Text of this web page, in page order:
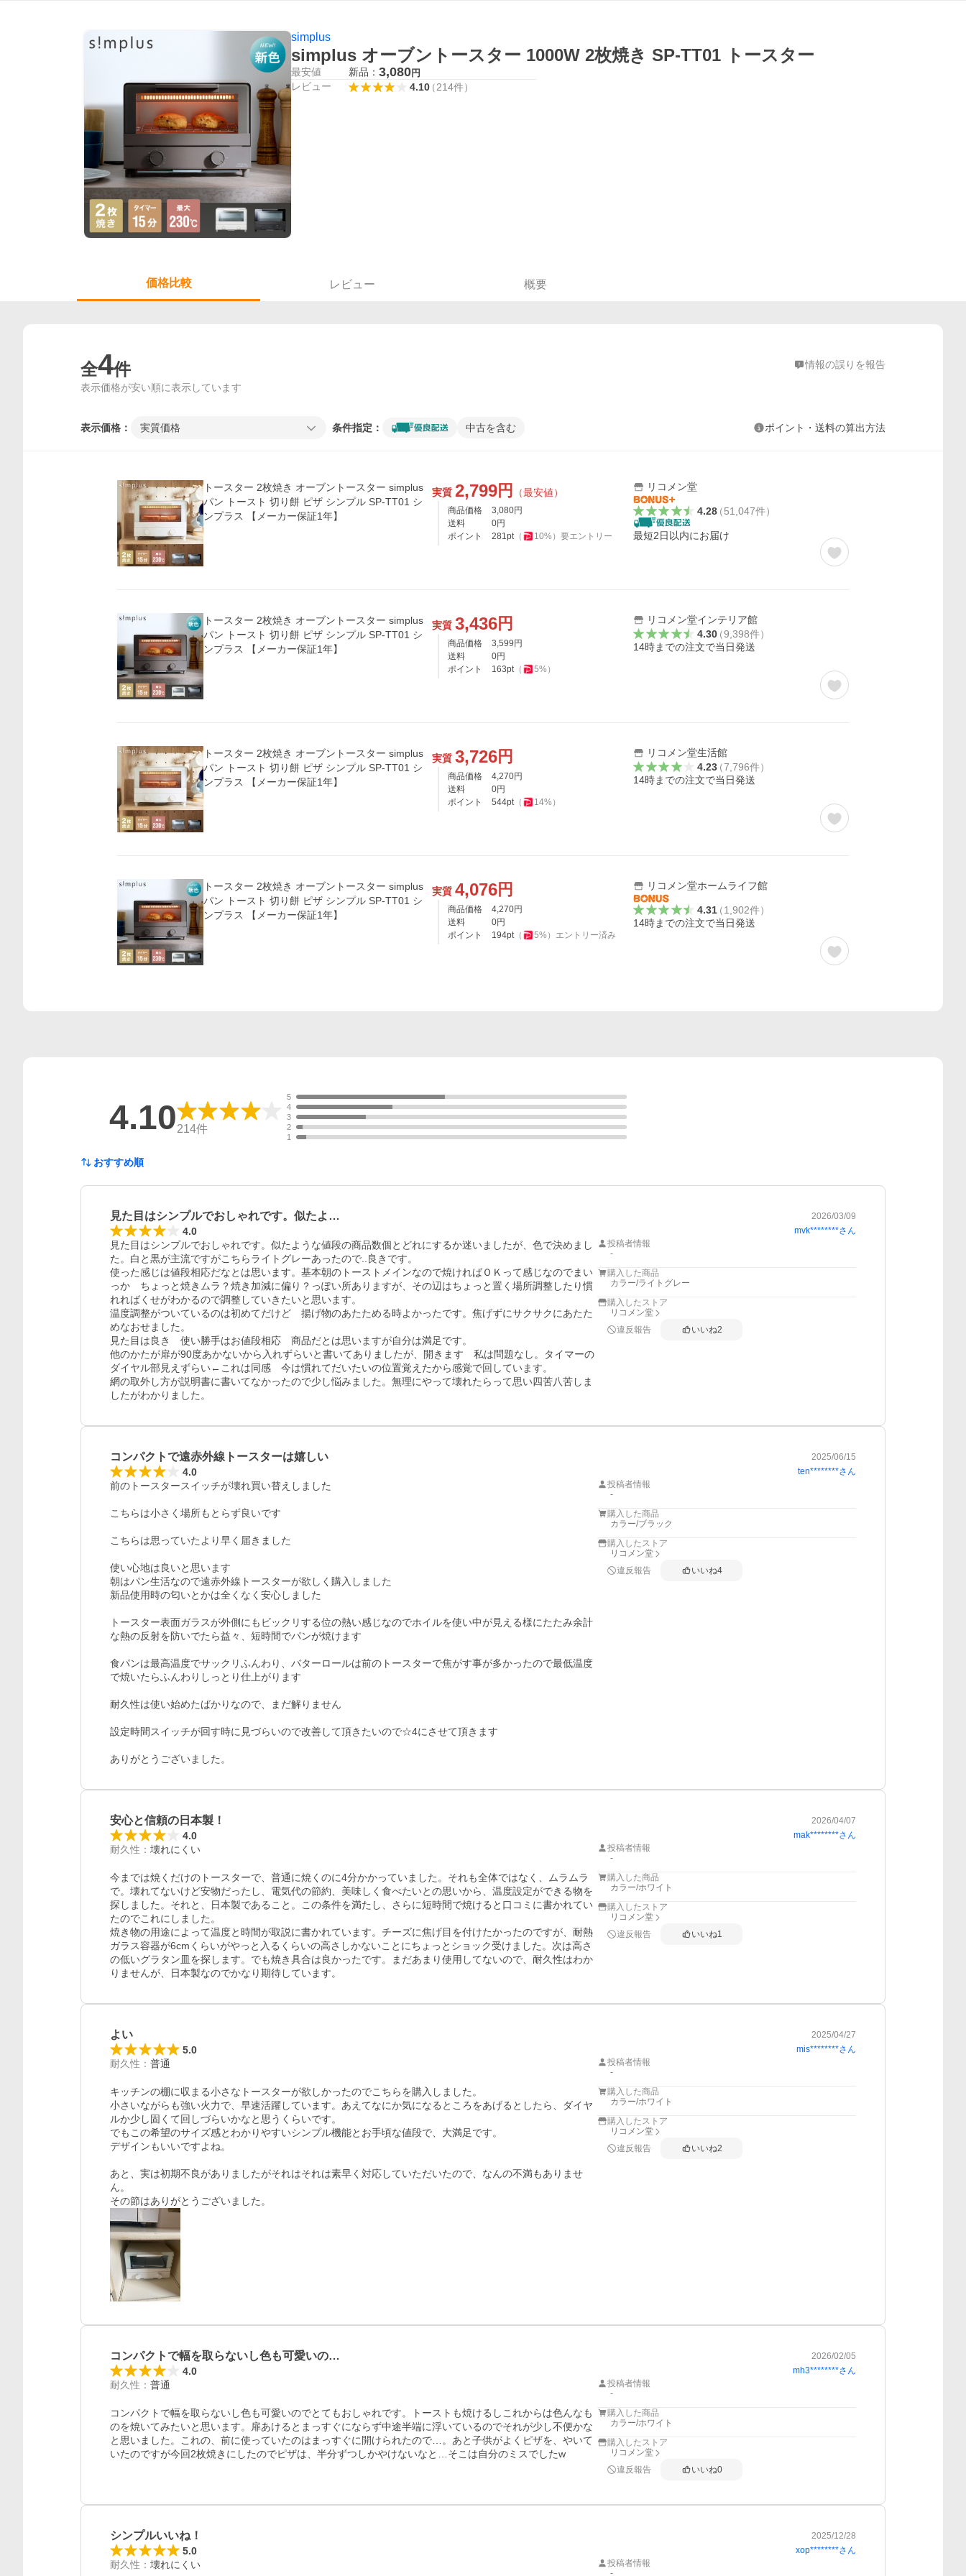
simplus
simplus オーブントースター 1000W 2枚焼き SP-TT01 トースター
最安値 新品： 3,080円
レビュー 4.10（214件）
価格比較 レビュー 概要
全4件 情報の誤りを報告
表示価格が安い順に表示しています
表示価格： 実質価格 条件指定： 中古を含む ポイント・送料の算出方法
トースター 2枚焼き オーブントースター simplus
パン トースト 切り餅 ピザ シンプル SP-TT01 シ
ンプラス 【メーカー保証1年】
実質 2,799円 （最安値）
商品価格 3,080円
送料
0円
ポイント
281pt（ 10%） 要エントリー
リコメン堂
4.28（51,047件）
最短2日以内にお届け
トースター 2枚焼き オーブントースター simplus
パン トースト 切り餅 ピザ シンプル SP-TT01 シ
ンプラス 【メーカー保証1年】
実質 3,436円
商品価格 3,599 円
送料
0円
ポイント
163pt（ 5%）
リコメン堂インテリア館
4.30（9,398件）
14時までの注文で当日発送
トースター 2枚焼き オーブントースター simplus
パン トースト 切り餅 ピザ シンプル SP-TT01 シ
ンプラス 【メーカー保証1年】
実質 3,726円
商品価格 4,270円
送料
0円
ポイント
544pt（ 14%）
リコメン堂生活館
4.23（7,796件）
14時までの注文で当日発送
トースター 2枚焼き オーブントースター simplus
パン トースト 切り餅 ピザ シンプル SP-TT01 シ
ンプラス 【メーカー保証1年】
実質 4,076円
商品価格 4,270円
送料
0円
ポイント
194pt（ 5%） エントリー済み
リコメン堂ホームライフ館
4.31（1,902件）
14時までの注文で当日発送
4.10214件
5
4
3
2
1
おすすめ順
見た目はシンプルでおしゃれです。似たよ… 2026/03/09
4.0 mvk********さん
見た目はシンプルでおしゃれです。似たような値段の商品数個とどれにするか迷いましたが、色で決めまし
た。白と黒が主流ですがこちらライトグレーあったので..良きです。
使った感じは値段相応だなとは思います。基本朝のトーストメインなので焼ければＯＫって感じなのでまい
っか　ちょっと焼きムラ？焼き加減に偏り？っぽい所ありますが、その辺はちょっと置く場所調整したり慣
れればくせがわかるので調整していきたいと思います。
温度調整がついているのは初めてだけど　揚げ物のあたためる時よかったです。焦げずにサクサクにあたた
めなおせました。
見た目は良き　使い勝手はお値段相応　商品だとは思いますが自分は満足です。
他のかたが扉が90度あかないから入れずらいと書いてありましたが、開きます　私は問題なし。タイマーの
ダイヤル部見えずらい←これは同感　今は慣れてだいたいの位置覚えたから感覚で回しています。
網の取外し方が説明書に書いてなかったので少し悩みました。無理にやって壊れたらって思い四苦八苦しま
したがわかりました。
投稿者情報
-
購入した商品
カラー/ライトグレー
購入したストア
リコメン堂
違反報告
いいね2
コンパクトで遠赤外線トースターは嬉しい 2025/06/15
4.0 ten********さん
前のトースタースイッチが壊れ買い替えしました
こちらは小さく場所もとらず良いです
こちらは思っていたより早く届きました
使い心地は良いと思います
朝はパン生活なので遠赤外線トースターが欲しく購入しました
新品使用時の匂いとかは全くなく安心しました
トースター表面ガラスが外側にもビックリする位の熱い感じなのでホイルを使い中が見える様にたたみ余計
な熱の反射を防いでたら益々、短時間でパンが焼けます
食パンは最高温度でサックリふんわり、バターロールは前のトースターで焦がす事が多かったので最低温度
で焼いたらふんわりしっとり仕上がります
耐久性は使い始めたばかりなので、まだ解りません
設定時間スイッチが回す時に見づらいので改善して頂きたいので☆4にさせて頂きます
投稿者情報
-
購入した商品
カラー/ブラック
購入したストア
リコメン堂
違反報告
いいね4
安心と信頼の日本製！ 2026/04/07
4.0 mak********さん
耐久性 ： 壊れにくい
今までは焼くだけのトースターで、普通に焼くのに4分かかっていました。それも全体ではなく、ムラムラ
で。壊れてないけど安物だったし、電気代の節約、美味しく食べたいとの思いから、温度設定ができる物を
探しました。それと、日本製であること。この条件を満たし、さらに短時間で焼けると口コミに書かれてい
たのでこれにしました。
焼き物の用途によって温度と時間が取説に書かれています。チーズに焦げ目を付けたかったのですが、耐熱
ガラス容器が6cmくらいがやっと入るくらいの高さしかないことにちょっとショック受けました。次は高さ
の低いグラタン皿を探します。でも焼き具合は良かったです。まだあまり使用してないので、耐久性はわか
りませんが、日本製なのでかなり期待しています。
投稿者情報
-
購入した商品
カラー/ホワイト
購入したストア
リコメン堂
違反報告
いいね1
よい 2025/04/27
5.0 mis********さん
耐久性 ： 普通
キッチンの棚に収まる小さなトースターが欲しかったのでこちらを購入しました。
小さいながらも強い火力で、早速活躍しています。あえてなにか気になるところをあげるとしたら、ダイヤ
ルか少し固くて回しづらいかなと思うくらいです。
でもこの希望のサイズ感とわかりやすいシンプル機能とお手頃な値段で、大満足です。
デザインもいいですよね。
あと、実は初期不良がありましたがそれはそれは素早く対応していただいたので、なんの不満もありませ
ん。
その節はありがとうございました。
投稿者情報
-
購入した商品
カラー/ホワイト
購入したストア
リコメン堂
違反報告
いいね2
コンパクトで幅を取らないし色も可愛いの… 2026/02/05
4.0 mh3********さん
耐久性 ： 普通
コンパクトで幅を取らないし色も可愛いのでとてもおしゃれです。トーストも焼けるしこれからは色んなも
のを焼いてみたいと思います。扉あけるとまっすぐにならず中途半端に浮いているのでそれが少し不便かな
と思いました。これの、前に使っていたのはまっすぐに開けられたので…。あと子供がよくピザを、やいて
いたのですが今回2枚焼きにしたのでピザは、半分ずつしかやけないなと…そこは自分のミスでしたw
投稿者情報
-
購入した商品
カラー/ホワイト
購入したストア
リコメン堂
違反報告
いいね0
シンプルいいね！ 2025/12/28
5.0 xop********さん
耐久性 ： 壊れにくい
投稿者情報
-